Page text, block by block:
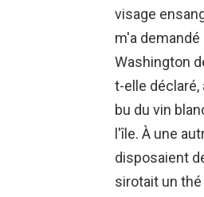
visage
m'a
Washington
t-elle
bu du vin
l'île. À une
disposaient
sirotait un